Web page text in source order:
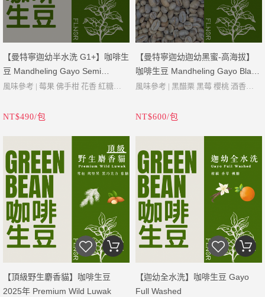
香氣。
等級 | Specialty (瑕疵率3%以下)
含水率 | 10.6%
年份 | 2026
名為longberry。
【曼特寧迦幼半水洗 G1+】咖啡生
豆 Mandheling Gayo Semi
Washed G1+
風味參考 | 莓果 佛手柑 花香 紅糖
品種 | Timtim, Bourbon, P88, Ateng
海拔 | 1400-1600 Masl
酸度 | 低
醇度 | 濃郁
處理 | 半水洗(濕剝法)
等級 | G1+
密度 | 744.3g/L
NT$490/包
【曼特寧迦幼迦幼黑蜜-高海拔】
咖啡生豆 Mandheling Gayo Black
Honey - High Mountain
風味參考 | 黑醋栗 黑莓 櫻桃 酒香
品種 | Timtim, Bourbon, P88, Ateng
海拔 | 1800 Masl
酸度 | 低至中
醇度 | 高
處理 | 黑蜜處理法
等級 | Specialty (瑕疵率3%以下)
密度 | 764g/L
力，但最有趣的蜜處理豆。
咖啡櫻桃和處理廠地點皆位於該地區
最高的1800masl。 咖啡櫻桃中含有最
多的黏液，非常適合發酵製程。咖啡
豆處理過程仍保持100％的黏性，因
此咖啡具有獨特的果味和酒香，尾韻
悠長。
NT$600/包
【頂級野生麝香貓】咖啡生豆
2025年 Premium Wild Luwak
【迦幼全水洗】咖啡生豆 Gayo
Full Washed